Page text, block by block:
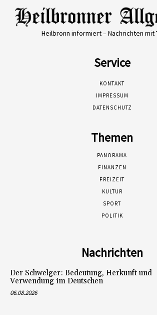
Heilbronn informiert – Nachrichten mit
Service
KONTAKT
IMPRESSUM
DATENSCHUTZ
Themen
PANORAMA
FINANZEN
FREIZEIT
KULTUR
SPORT
POLITIK
Nachrichten
Der Schwelger: Bedeutung, Herkunft und
Verwendung im Deutschen
06.08.2026